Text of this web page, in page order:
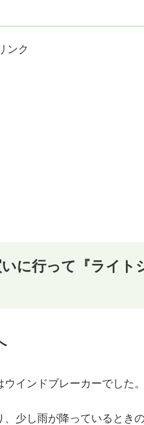
ンク
に行って『ライト
インドブレーカーでした。
少し雨が降っているとき